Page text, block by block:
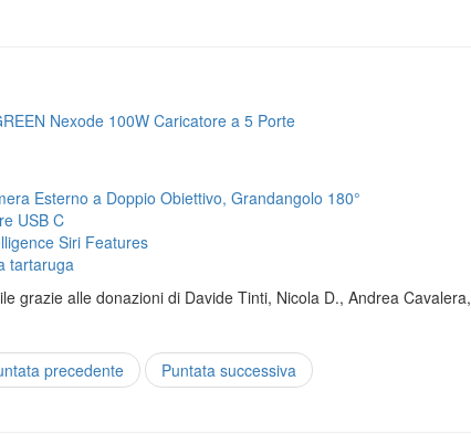
Nexode 100W Caricatore a 5 Porte
Esterno a Doppio Obiettivo, Grandangolo 180°
USB C
Siri Features
tartaruga
grazie alle donazioni di Davide Tinti, Nicola D., Andrea Cavalera,
precedente Puntata successiva